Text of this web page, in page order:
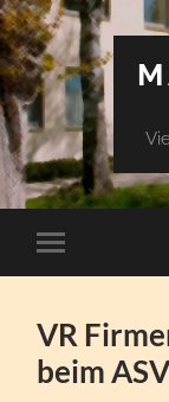
Mobile-
Menü
VR
beim